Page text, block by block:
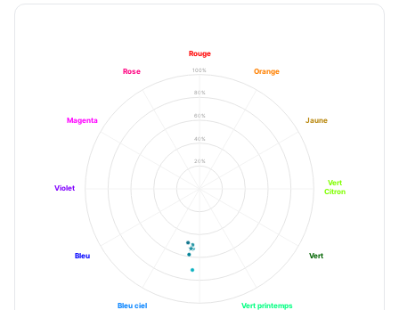
20%
40%
60%
80%
100%
Rouge
Orange
Jaune
Vert
Citron
Vert
Vert printemps
Bleu ciel
Bleu
Violet
Magenta
Rose